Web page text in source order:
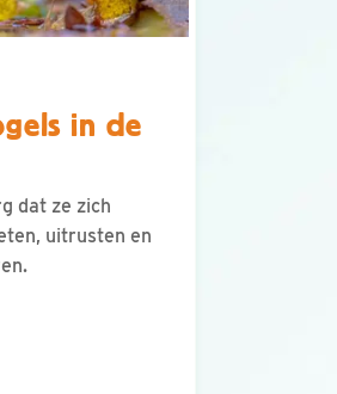
in de
dat ze zich
uitrusten en